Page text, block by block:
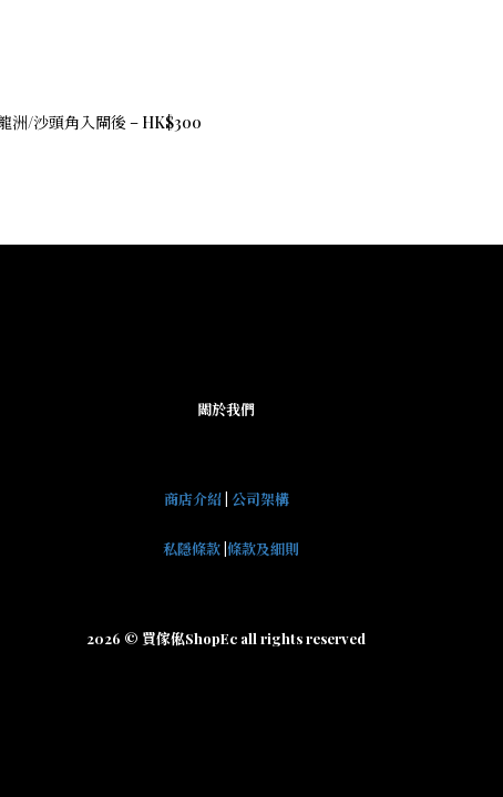
洲/沙頭角入閘後 – HK$300
關於我們
商店介紹| 公司架構
私隱條款 條款及細則
2026 © 買傢俬ShopEc all rights reserved